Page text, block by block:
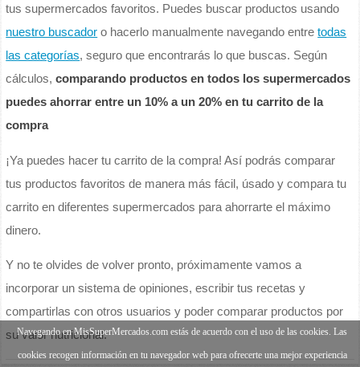
tus supermercados favoritos. Puedes buscar productos usando
nuestro buscador o hacerlo manualmente navegando entretodas
las categorías, seguro que encontrarás lo que buscas. Según
cálculos,comparando productos en todos los supermercados
puedes ahorrar entre un 10% a un 20% en tu carrito de la
compra
¡Ya puedes hacer tu carrito de la compra! Así podrás comparar
tus productos favoritos de manera más fácil, úsado y compara tu
carrito en diferentes supermercados para ahorrarte el máximo
dinero.
Y no te olvides de volver pronto, próximamente vamos a
incorporar un sistema de opiniones, escribir tus recetas y
compartirlas con otros usuarios y poder comparar productos por
su valor nutricional.
Navegando en MisSuperMercados.com estás de acuerdo con el uso de las cookies. Las
cookies recogen información en tu navegador web para ofrecerte una mejor experiencia